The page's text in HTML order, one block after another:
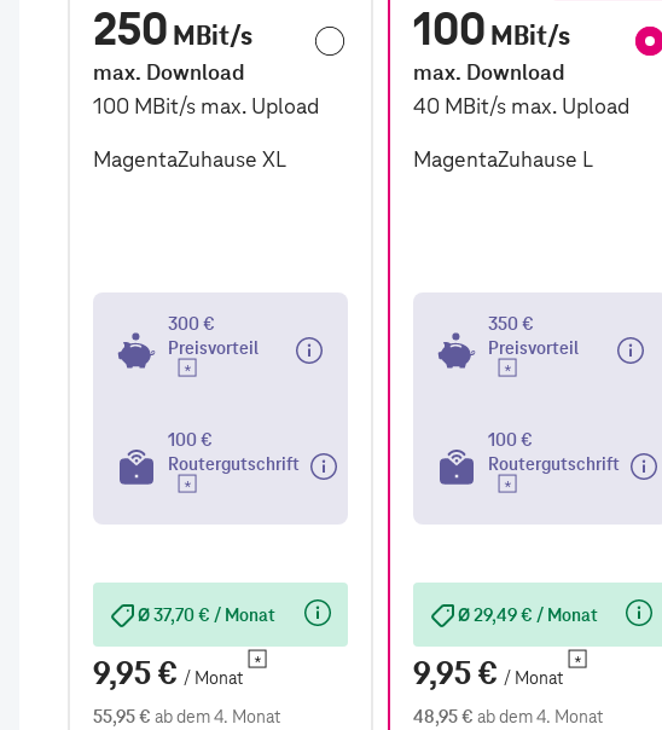
250 MBit/s
max. Download
100 MBit/s max. Upload
MagentaZuhause XL
300 €
Preisvorteil
100 €
Routergutschrift
9,95 € / Monat
Ø 37,70 € / Monat
55,95 € ab dem 4. Monat
100 MBit/s
max. Download
40 MBit/s max. Upload
MagentaZuhause L
350 €
Preisvorteil
100 €
Routergutschrift
9,95 € / Monat
Ø 29,49 € / Monat
48,95 € ab dem 4. Monat